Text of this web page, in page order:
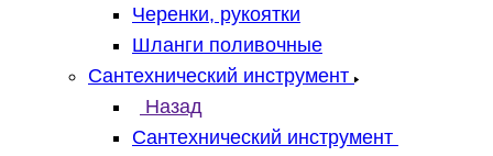
Черенки, рукоятки
Шланги поливочные
Сантехнический инструмент
Назад
Сантехнический инструмент